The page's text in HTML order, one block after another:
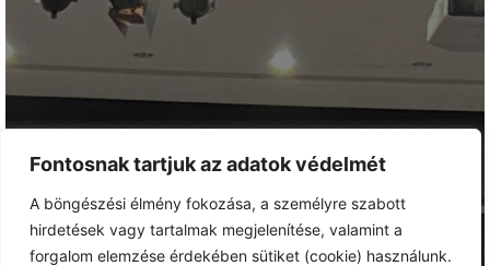
Fontosnak tartjuk az adatok védelmét
A böngészési élmény fokozása, a személyre szabott
hirdetések vagy tartalmak megjelenítése, valamint a
forgalom elemzése érdekében sütiket (cookie) használunk.